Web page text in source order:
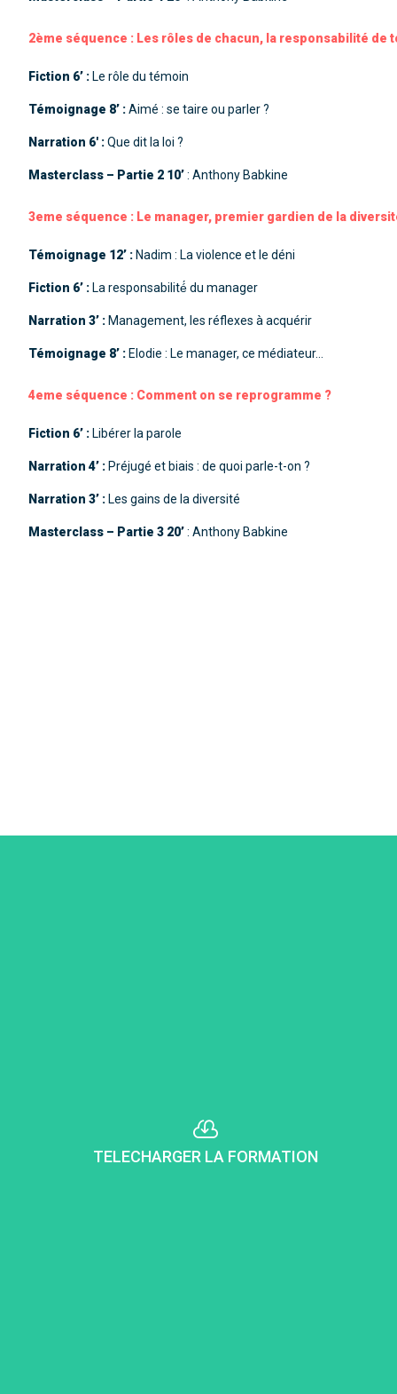
2ème séquence : Les rôles de chacun, la responsabilité de
Fiction 6’ : Le rôle du témoin
Témoignage 8’ :Aimé : se taire ou parler ?
Narration 6′ :Que dit la loi ?
Masterclass – Partie 2 10’: Anthony Babkine
3eme séquence : Le manager, premier gardien de la
Témoignage 12’ : Nadim : La violence et le déni
Fiction 6’ : La responsabilité́ du manager
Narration 3’ : Management, les réflexes à acquérir
Témoignage 8’ : Elodie : Le manager, ce médiateur…
4eme séquence : Comment on se reprogramme ?
Fiction 6’ : Libérer la parole
Narration 4’ : Préjugé et biais : de quoi parle-t-on ?
Narration 3’ : Les gains de la diversité
Masterclass – Partie 3 20’: Anthony Babkine

TELECHARGER LA FORMATION